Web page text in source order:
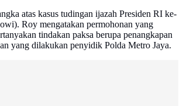
atas kasus tudingan ijazah Presiden RI ke-
Roy mengatakan permohonan yang
tindakan paksa berupa penangkapan
yang dilakukan penyidik Polda Metro Jaya.